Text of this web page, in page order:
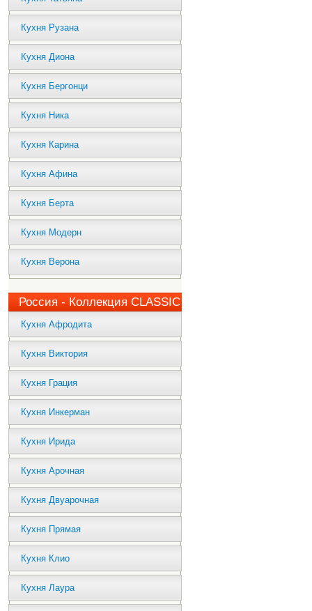
Кухня Рузана
Кухня Диона
Кухня Бергонци
Кухня Ника
Кухня Карина
Кухня Афина
Кухня Берта
Кухня Модерн
Кухня Верона
Россия - Коллекция CLASSIC
Кухня Афродита
Кухня Виктория
Кухня Грация
Кухня Инкерман
Кухня Ирида
Кухня Арочная
Кухня Двуарочная
Кухня Прямая
Кухня Клио
Кухня Лаура